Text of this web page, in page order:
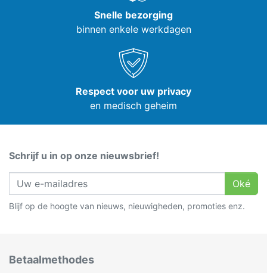
Snelle bezorging
binnen enkele werkdagen
Respect voor uw privacy
en medisch geheim
Schrijf u in op onze nieuwsbrief!
Oké
Blijf op de hoogte van nieuws, nieuwigheden, promoties enz.
Betaalmethodes